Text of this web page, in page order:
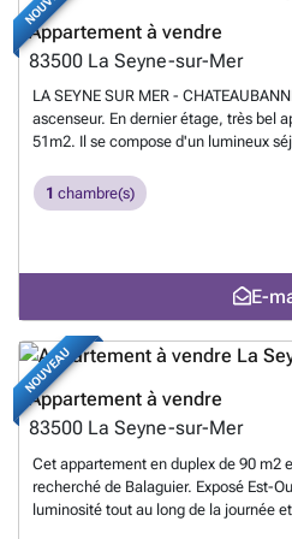
Appartement à vendre
83500 La Seyne-sur-Mer
LA SEYNE SUR MER -
ascenseur. En dernier étage, très bel
51m2. Il se compose d'un lumineux
de bains, wc séparés, buanderie.
terrasse de 20m2. Climatisation dans
1 chambre(s)
E-
NOUVEAU
Appartement à vendre
83500 La Seyne-sur-Mer
Cet appartement en duplex de 90 m2
recherché de Balaguier. Exposé Est-
luminosité tout au long de la journée